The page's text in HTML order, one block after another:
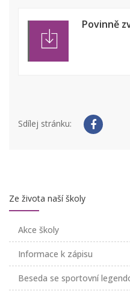
Povinně
Sdílej stránku:
Ze života naší školy
Akce školy
Informace k zápisu
Beseda se sportovní